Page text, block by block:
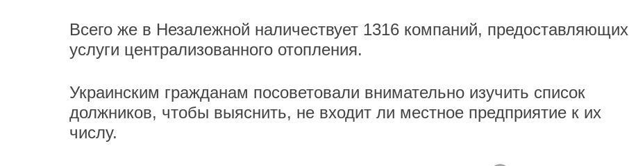
Всего же в Незалежной наличествует 1316 компаний, предоставляющих
услуги централизованного отопления.
Украинским гражданам посоветовали внимательно изучить список
должников, чтобы выяснить, не входит ли местное предприятие к их
числу.